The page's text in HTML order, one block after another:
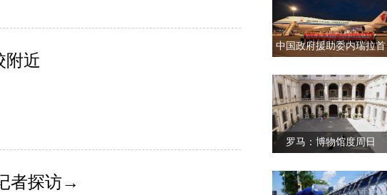
附近
者探访→
中国政府援助委内瑞拉首
启运
罗马：博物馆度周日